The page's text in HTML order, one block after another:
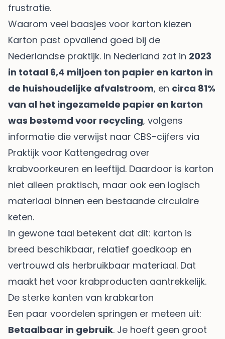
frustratie.
Waarom veel baasjes voor karton kiezen
Karton past opvallend goed bij de
Nederlandse praktijk. In Nederland zat in 2023
in totaal 6,4 miljoen ton papier en karton in
de huishoudelijke afvalstroom, en circa 81%
van al het ingezamelde papier en karton
was bestemd voor recycling, volgens
informatie die verwijst naar CBS-cijfers via
Praktijk voor Kattengedrag over
krabvoorkeuren en leeftijd. Daardoor is karton
niet alleen praktisch, maar ook een logisch
materiaal binnen een bestaande circulaire
keten.
In gewone taal betekent dat dit: karton is
breed beschikbaar, relatief goedkoop en
vertrouwd als herbruikbaar materiaal. Dat
maakt het voor krabproducten aantrekkelijk.
De sterke kanten van krabkarton
Een paar voordelen springen er meteen uit:
Betaalbaar in gebruik. Je hoeft geen groot